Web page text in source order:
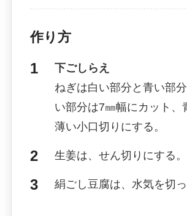
作り方
下ごしらえ
ねぎは白い部分と青い部
い部分は7㎜幅にカット、
薄い小口切りにする。
生姜は、せん切りにする。
絹ごし豆腐は、水気を切っ